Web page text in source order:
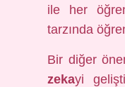
ile her
tarzında
Bir diğer
zekayi